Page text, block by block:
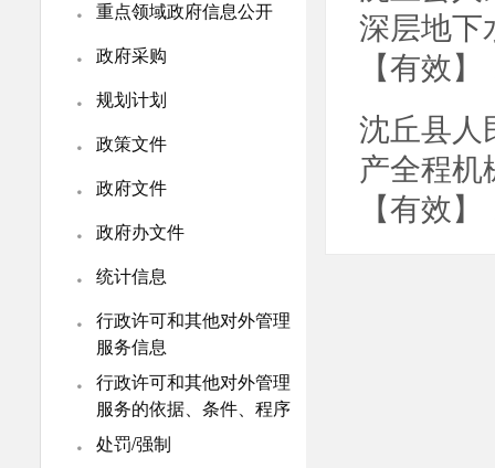
重点领域政府信息公开
· 政府采购
· 规划计划
· 政策文件
· 政府文件
· 政府办文件
· 统计信息
· 行政许可和其他对外管理
服务信息
· 行政许可和其他对外管理
服务的依据、条件、程序
· 处罚/强制
深层地下
【有效】
沈丘县人
产全程
【有效】